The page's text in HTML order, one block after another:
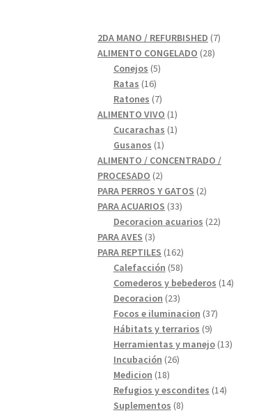
2DA MANO / REFURBISHED 77
ALIMENTO CONGELADO 2828
Conejos 55
Ratas 1616
productos
Ratones 77
productos
ALIMENTO VIVO 11
producto
Cucarachas 11
Gusanos 11
producto
ALIMENTO / CONCENTRADO /
PROCESADO 22
productos
PARA PERROS Y GATOS 22
PARA ACUARIOS 3333
productos
Decoracion acuarios 2222
PARA AVES 33
productos
PARA REPTILES 162162
productos
Calefacción 5858
productos
Comederos y bebederos 1414
Decoracion 2323
productos
Focos e iluminacion 3737
Hábitats y terrarios 99
productos
Herramientas y manejo 1313
Incubación 2626
Medicion 1818
productos
Refugios y escondites 1414
Suplementos 88